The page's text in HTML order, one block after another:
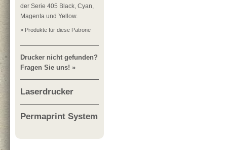
der Serie 405 Black, Cyan,
Magenta und Yellow.
» Produkte für diese Patrone
Drucker nicht gefunden?
Fragen Sie uns! »
Laserdrucker
Permaprint System